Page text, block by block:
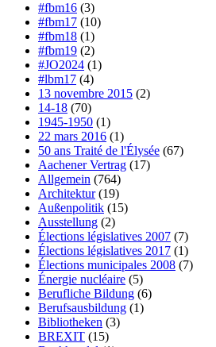
#fbm16 (3)
#fbm17 (10)
#fbm18 (1)
#fbm19 (2)
#JO2024 (1)
#lbm17 (4)
13 novembre 2015 (2)
14-18 (70)
1945-1950 (1)
22 mars 2016 (1)
50 ans Traité de l'Élysée (67)
Aachener Vertrag (17)
Allgemein (764)
Architektur(19)
Außenpolitik (15)
Ausstellung (2)
Élections législatives 2007 (7)
Élections législatives 2017 (1)
Élections municipales 2008 (7)
Énergie nucléaire (5)
Berufliche Bildung (6)
Berufsausbildung (1)
Bibliotheken (3)
BREXIT (15)